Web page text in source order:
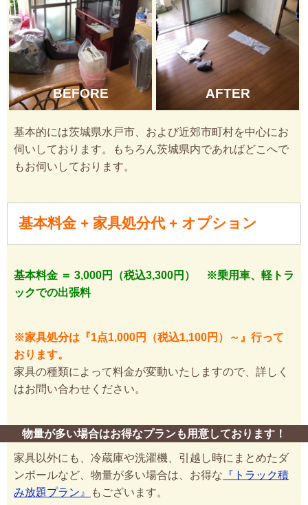
BEFORE AFTER
基本的には茨城県水戸市、および近郊市町村を中心にお
伺いしております。もちろん茨城県内であればどこへで
もお伺いしております。
基本料金 + 家具処分代 + オプション
基本料金 ＝ 3,000円（税込3,300円） ※乗用車、軽トラ
ックでの出張料
※家具処分は『1点1,000円（税込1,100円）～』行って
おります。
家具の種類によって料金が変動いたしますので、詳しく
はお問い合わせください。
物量が多い場合はお得なプランも用意しております！
家具以外にも、冷蔵庫や洗濯機、引越し時にまとめたダ
ンボールなど、物量が多い場合は、お得な 『トラック積
み放題プラン』
もございます。